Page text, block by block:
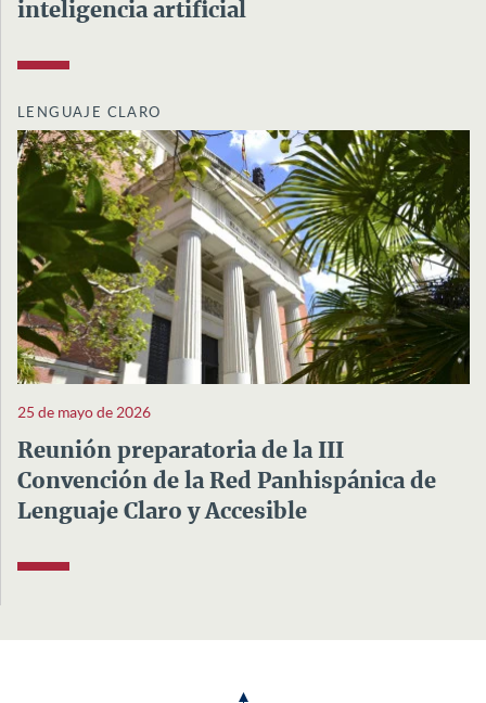
inteligencia artificial
LENGUAJE CLARO
25 de mayo de 2026
Reunión preparatoria de la III
Convención de la Red Panhispánica de
Lenguaje Claro y Accesible